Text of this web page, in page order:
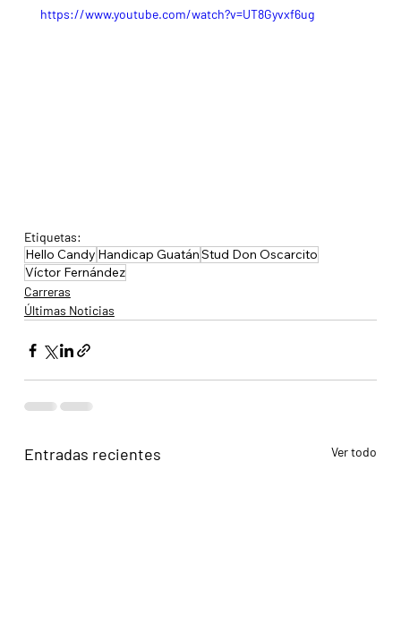
https://www.youtube.com/watch?v=UT8Gyvxf6ug
Etiquetas:
Hello Candy Handicap GuatánStud Don Oscarcito
Víctor Fernández
Carreras
Últimas Noticias
Entradas recientes Ver todo